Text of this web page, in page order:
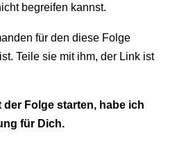
begreifen kannst.
für den diese Folge
Teile sie mit ihm, der Link ist
Folge starten, habe ich
für Dich.